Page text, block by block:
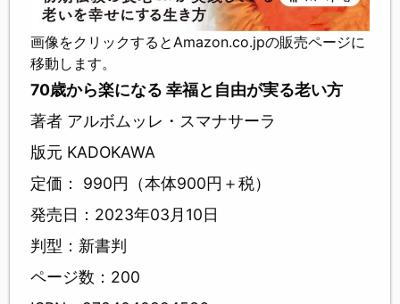
画像をクリックするとAmazon.co.jpの販売ページに
移動します。
70歳から楽になる 幸福と自由が実る老い方
著者 アルボムッレ・スマナサーラ
版元 KADOKAWA
定価： 990円（本体900円＋税）
発売日：2023年03月10日
判型：新書判
ページ数：200